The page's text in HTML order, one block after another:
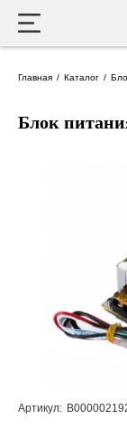
Главная Каталог
Блок
Артикул: